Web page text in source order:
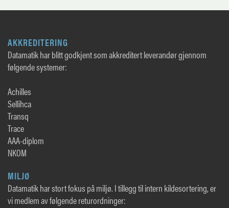
AKKREDITERING
Datamatik har blitt godkjent som akkreditert leverandør gjennom
følgende systemer:
Achilles
Sellihca
Transq
Trace
AAA-diplom
NKOM
MILJØ
Datamatik har stort fokus på miljø. I tillegg til intern kildesortering, er
vi medlem av følgende returordninger: